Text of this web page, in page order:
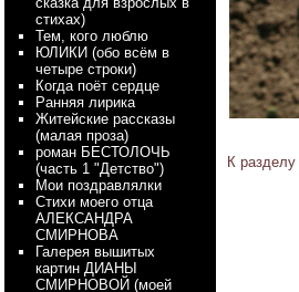
стихах)
Тем, кого люблю
ЮЛИКИ (обо всём в
четыре строки)
Когда поёт сердце
Ранняя лирика
Житейские рассказы
(малая проза)
роман БЕСТОЛОЧЬ
(часть 1 "Детство")
Мои поздравлялки
Стихи моего отца
АЛЕКСАНДРА
СМИРНОВА
Галерея вышитых
картин ДИАНЫ
СМИРНОВОЙ (моей
К разделу